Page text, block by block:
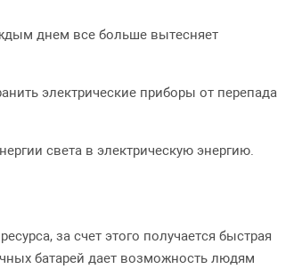
днем все больше вытесняет
электрические приборы от перепада
света в электрическую энергию.
за счет этого получается быстрая
батарей дает возможность людям